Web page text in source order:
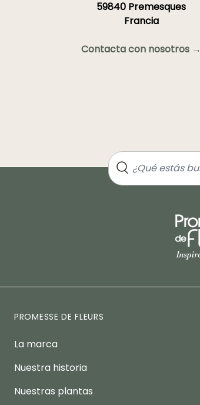
59840 Premesques
Francia
Contacta con nosotros →
PROMESSE DE FLEURS
La marca
Nuestra historia
Nuestras plantas